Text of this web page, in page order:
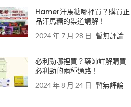
Hamer汗馬糖哪裡買？購買正
品汗馬糖的渠道講解！
2024 年 7 月 28 日 暫無評論
必利勁哪裡買？藥師詳解購買
必利勁的兩種通路！
2024 年 8 月 24 日 暫無評論